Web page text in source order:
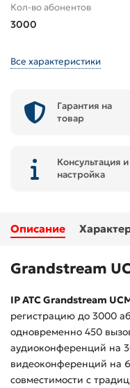
Кол-во абонентов
3000
Все характеристики
Гарантия на
товар
Консультация и
настройка
Описание
Grandstream
IP АТС Grandstream
регистрацию до 3000
одновременно 450
аудиоконференций на
видеоконференций на
совместимости с